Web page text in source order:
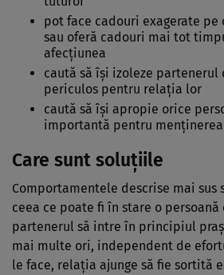
pot face cadouri exagerate
sau oferă cadouri mai tot
afecţiunea
caută să îşi izoleze
periculos pentru relaţia lor
caută să îşi apropie orice
importantă pentru
Care sunt soluţiile
Comportamentele descrise mai sus
ceea ce poate fi în stare o persoană
partenerul să intre în principiul
mai multe ori, independent de
le face, relaţia ajunge să fie sortită